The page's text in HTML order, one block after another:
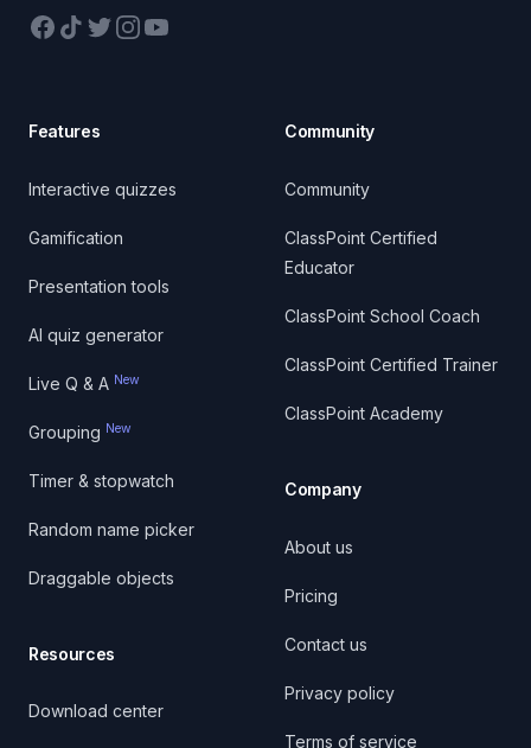
Facebook
TikTokTwitterInstagram
YouTube
Features
Interactive quizzes
Gamification
Presentation tools
AI quiz generator
Live Q & A New
Grouping New
Timer & stopwatch
Random name picker
Draggable objects
Resources
Download center
Community
Community
ClassPoint Certified
Educator
ClassPoint School Coach
ClassPoint Certified Trainer
ClassPoint Academy
Company
About us
Pricing
Contact us
Privacy policy
Terms of service